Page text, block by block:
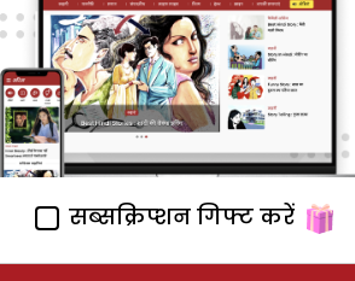
सब्सक्रिप्शन गिफ्ट करें